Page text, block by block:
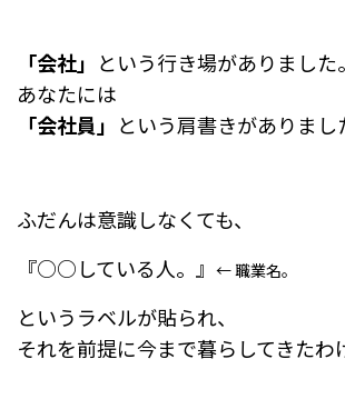
「会社」 という行き場がありました。
あなたには
「会社員」 という肩書きがありまし
ふだんは意識しなくても、
『○○している人。』 ← 職業名。
というラベルが貼られ、
それを前提に今まで暮らしてきたわ